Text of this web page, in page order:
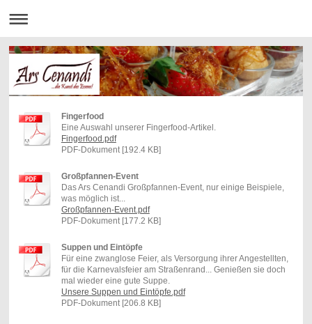
Fingerfood
Eine Auswahl unserer Fingerfood-Artikel.
Fingerfood.pdf
PDF-Dokument [192.4 KB]
Großpfannen-Event
Das Ars Cenandi Großpfannen-Event, nur einige Beispiele,
was möglich ist...
Großpfannen-Event.pdf
PDF-Dokument [177.2 KB]
Suppen und Eintöpfe
Für eine zwanglose Feier, als Versorgung ihrer Angestellten,
für die Karnevalsfeier am Straßenrand... Genießen sie doch
mal wieder eine gute Suppe.
Unsere Suppen und Eintöpfe.pdf
PDF-Dokument [206.8 KB]